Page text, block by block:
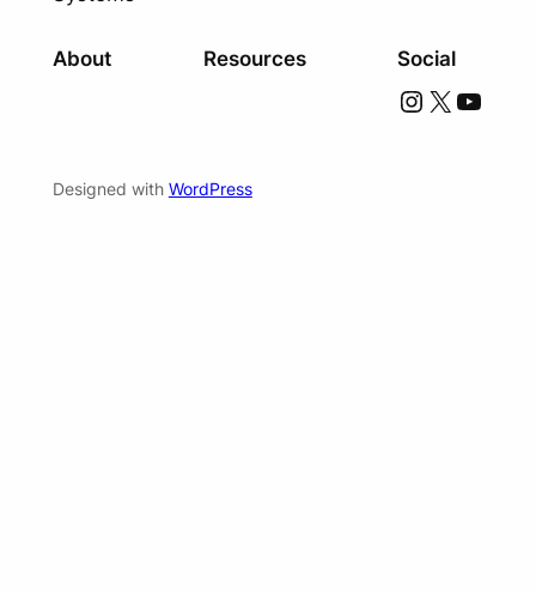
About Resources Social
Instagram X YouTube
Designed with WordPress